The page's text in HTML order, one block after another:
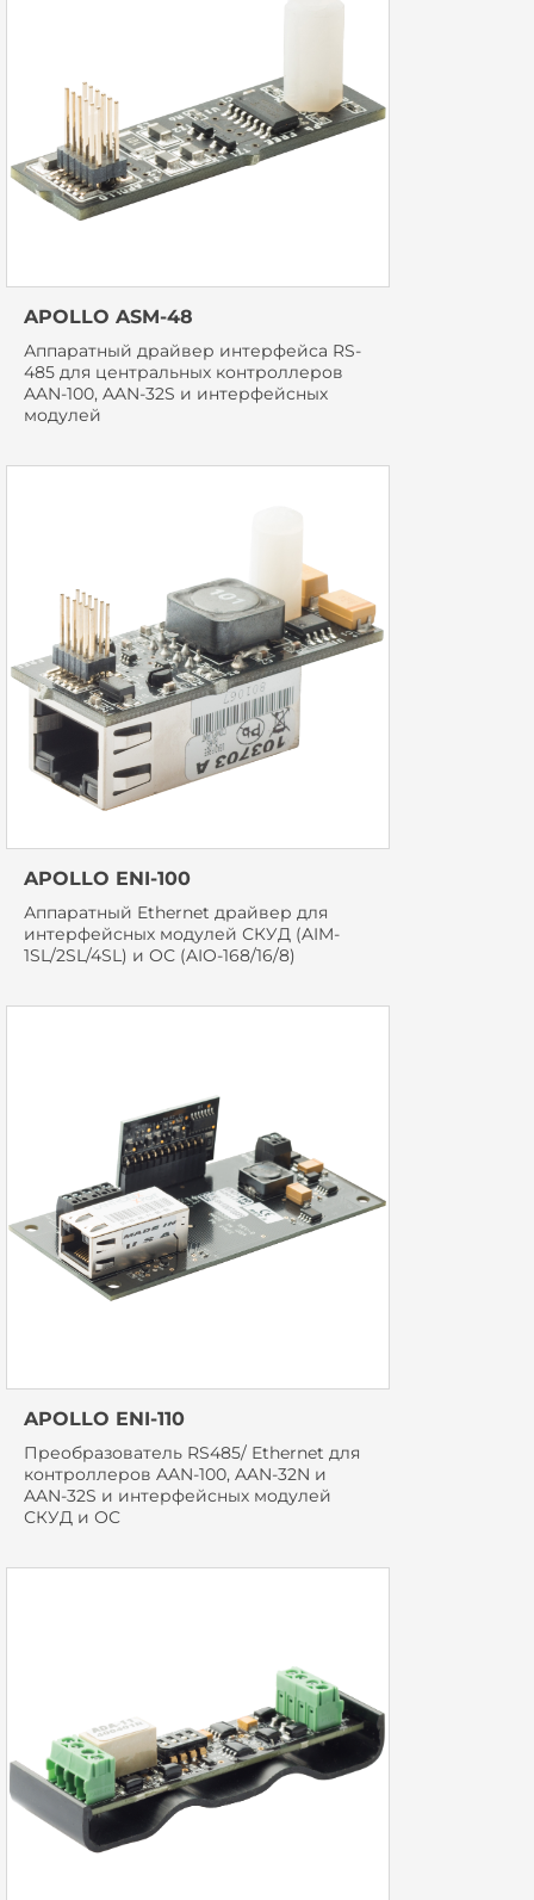
APOLLO ASM-48
Аппаратный драйвер интерфейса RS-
485 для центральных контроллеров
AAN-100, AAN-32S и интерфейсных
модулей
APOLLO ENI-100
Аппаратный Ethernet драйвер для
интерфейсных модулей СКУД (AIM-
1SL/2SL/4SL) и ОС (AIO-168/16/8)
APOLLO ENI-110
Преобразователь RS485/ Ethernet для
контроллеров AAN-100, AAN-32N и
AAN-32S и интерфейсных модулей
СКУД и ОC